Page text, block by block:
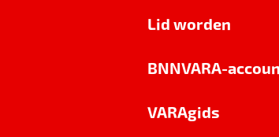
Lid worden
BNNVARA-
VARAgids